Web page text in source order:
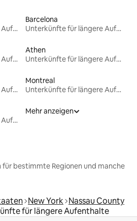
Unterkünfte für längere Aufenthalte
Barcelona
Unterkünfte für längere Aufenthalte
Unterkünfte für längere Aufenthalte
Athen
Unterkünfte für längere Aufenthalte
Unterkünfte für längere Aufenthalte
Montreal
Unterkünfte für längere Aufenthalte
Unterkünfte für längere Aufenthalte
Mehr anzeigen
für bestimmte Regionen und manche
New York Nassau County
für längere Aufenthalte